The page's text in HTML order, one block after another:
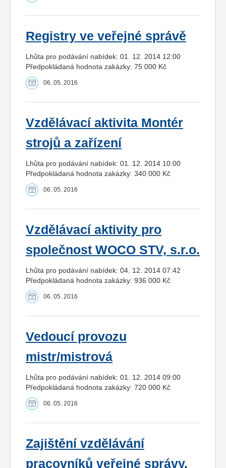
Registry ve veřejné správě
Lhůta pro podávání nabídek: 01. 12. 2014 12:00
Předpokládaná hodnota zakázky: 75 000 Kč
06. 05. 2016
Vzdělávací aktivita Montér
strojů a zařízení
Lhůta pro podávání nabídek: 01. 12. 2014 10:00
Předpokládaná hodnota zakázky: 340 000 Kč
06. 05. 2016
Vzdělávací aktivity pro
společnost WOCO STV, s.r.o.
Lhůta pro podávání nabídek: 04. 12. 2014 07:42
Předpokládaná hodnota zakázky: 936 000 Kč
06. 05. 2016
Vedoucí provozu
mistr/mistrová
Lhůta pro podávání nabídek: 01. 12. 2014 09:00
Předpokládaná hodnota zakázky: 720 000 Kč
06. 05. 2016
Zajištění vzdělávání
pracovníků veřejné správy,